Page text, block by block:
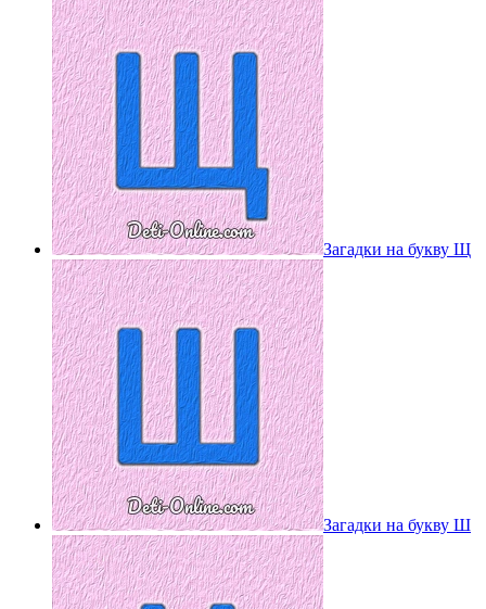
Загадки на букву Щ
Загадки на букву Ш